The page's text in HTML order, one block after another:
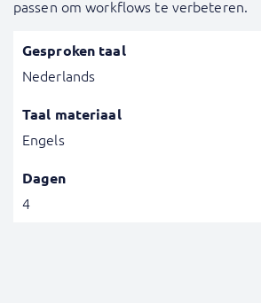
passen om workflows te verbeteren.
Gesproken taal
Nederlands
Taal materiaal
Engels
Dagen
4